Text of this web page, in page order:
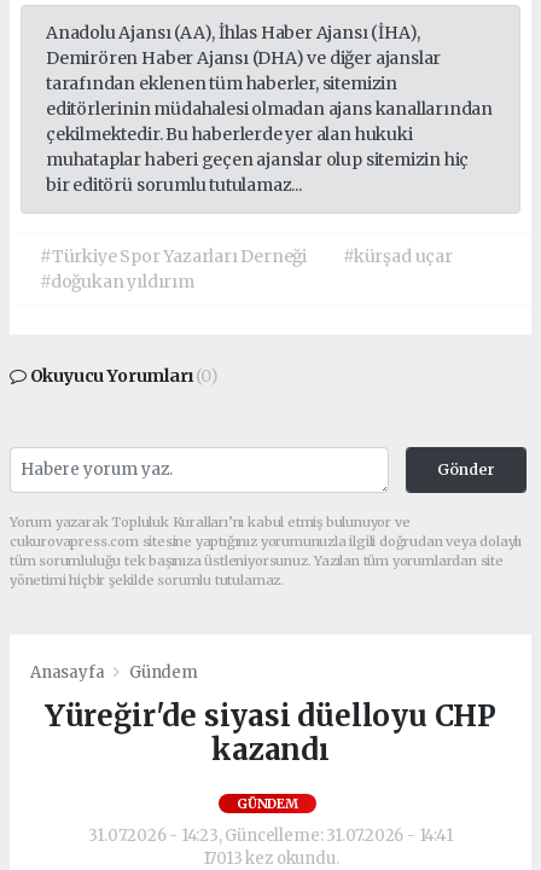
Anadolu Ajansı (AA), İhlas Haber Ajansı (İHA),
Demirören Haber Ajansı (DHA) ve diğer ajanslar
tarafından eklenen tüm haberler, sitemizin
editörlerinin müdahalesi olmadan ajans kanallarından
çekilmektedir. Bu haberlerde yer alan hukuki
muhataplar haberi geçen ajanslar olup sitemizin hiç
bir editörü sorumlu tutulamaz...
#Türkiye Spor Yazarları Derneği
#kürşad uçar
#doğukan yıldırım
Okuyucu Yorumları(0)
Gönder
Yorum yazarak Topluluk Kuralları’nı kabul etmiş bulunuyor ve
cukurovapress.com sitesine yaptığınız yorumunuzla ilgili doğrudan veya dolaylı
tüm sorumluluğu tek başınıza üstleniyorsunuz. Yazılan tüm yorumlardan site
yönetimi hiçbir şekilde sorumlu tutulamaz.
Anasayfa Gündem
Yüreğir'de siyasi düelloyu CHP
kazandı
GÜNDEM
31.07.2026 - 14:23, Güncelleme: 31.07.2026 - 14:41
17013 kez okundu.